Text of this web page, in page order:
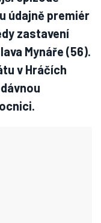
údajně premiér
zastavení
Mynáře (56).
v Hráčích